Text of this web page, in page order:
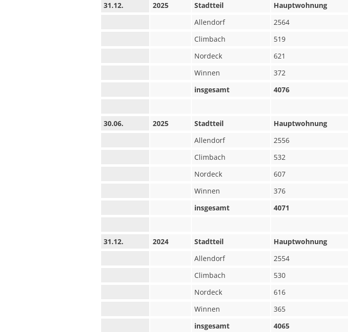
31.12. 2025 Stadtteil Hauptwohnung
Allendorf
2564
Climbach
519
Nordeck
621
Winnen
372
insgesamt
4076
30.06. 2025 Stadtteil Hauptwohnung
Allendorf
2556
Climbach
532
Nordeck
607
Winnen
376
insgesamt
4071
31.12. 2024 Stadtteil Hauptwohnung
Allendorf
2554
Climbach
530
Nordeck
616
Winnen
365
insgesamt
4065